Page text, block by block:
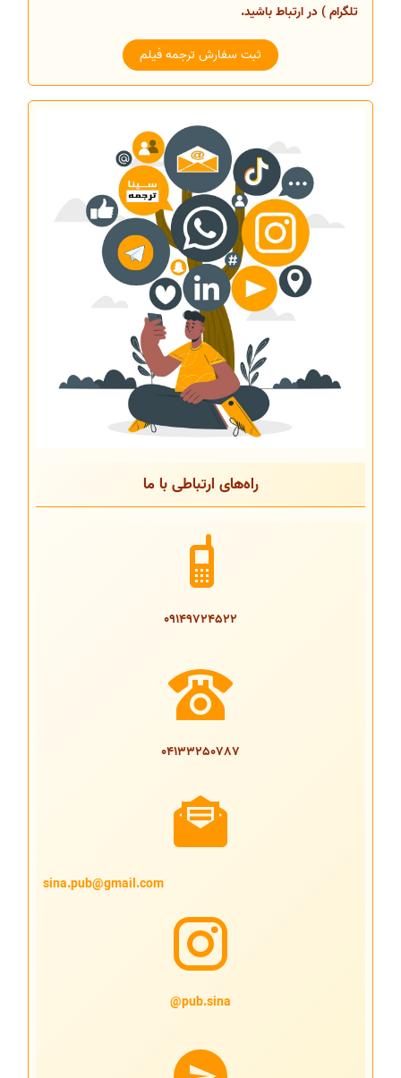
تلگرام ) در ارتباط باشید.
ثبت سفارش ترجمه فیلم
راه‌های ارتباطی با ما
09149724522
04133250787
sina.pub@gmail.com
pub.sina@